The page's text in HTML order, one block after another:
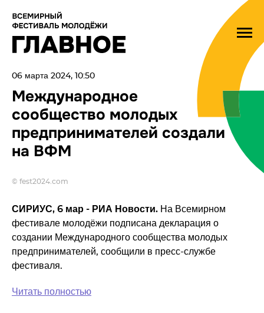
06 марта 2024, 10:50
Международное
сообщество молодых
предпринимателей создали
на ВФМ
© fest2024.com
СИРИУС, 6 мар - РИА Новости. На Всемирном
фестивале молодёжи подписана декларация о
создании Международного сообщества молодых
предпринимателей, сообщили в пресс-службе
фестиваля.
Читать полностью